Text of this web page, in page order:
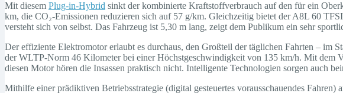
Mit diesem Plug-in-Hybrid sinkt der kombinierte Kraftstoffverbrauch auf den für ein
km, die CO₂-Emissionen reduzieren sich auf 57 g/km. Gleichzeitig bietet der A8L 60
versteht sich von selbst. Das Fahrzeug ist 5,30 m lang, zeigt dem Publikum ein sehr
Der effiziente Elektromotor erlaubt es durchaus, den Großteil der täglichen Fahrten – im
der WLTP-Norm 46 Kilometer bei einer Höchstgeschwindigkeit von 135 km/h. Mit dem
diesen Motor hören die Insassen praktisch nicht. Intelligente Technologien sorgen auch
Mithilfe einer prädiktiven Betriebsstrategie (digital gesteuertes vorausschauendes Fahren)